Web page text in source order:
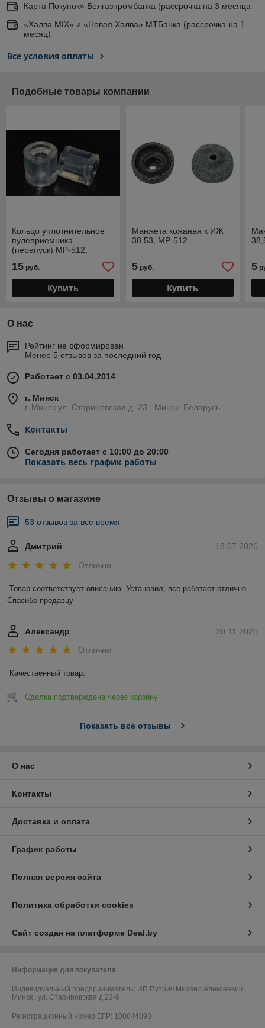
Карта Покупок» Белгазпромбанка (рассрочка на 3 месяца
«Халва MIX» и «Новая Халва» МТБанка (рассрочка на 1
месяц)
Все условия оплаты
Подобные товары компании
Кольцо уплотнительное
пулеприемника
(перепуск) МР-512,
МР-53. Диам. отв.4,8 мм.
(Vado 123)
15 руб.
Купить
Манжета кожаная к ИЖ
38,53, МР-512.
5руб.
Купить
5
О нас
Рейтинг не сформирован
Менее 5 отзывов за последний год
Работает с 03.04.2014
г. Минск
г. Минск ул. Стариновская д. 23 , Минск, Беларусь
Контакты
Сегодня работает с 10:00 до 20:00
Показать весь график работы
Отзывы о магазине
53 отзывов за всё время
18.07.2026
Дмитрий
Отлично
Товар соответствует описанию. Установил, все работает отлично.
Спасибо продавцу
20.11.2025
Александр
Отлично
Качественный товар.
Сделка подтверждена через корзину
Показать все отзывы
О нас
Контакты
Доставка и оплата
График работы
Полная версия сайта
Политика обработки cookies
Сайт создан на платформе Deal.by
Информация для покупателя
Индивидуальный предприниматель: ИП Путрич Михаил Алексеевич
Минск , ул. Стариновская д.23-6
Регистрационный номер ЕГР: 100844098